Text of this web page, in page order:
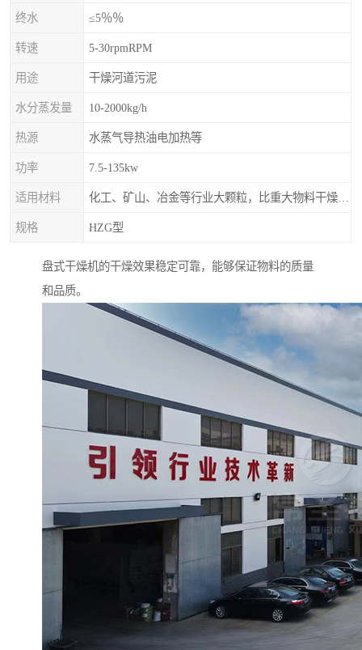
终水 ≤5％％
转速 5-30rpmRPM
用途 干燥河道污泥
水分蒸发量 10-2000kg/h
热源 水蒸气导热油电加热等
功率 7.5-135kw
适用材料
规格 HZG型
盘式干燥机的干燥效果稳定可靠，能够保证物料的质量
和品质。